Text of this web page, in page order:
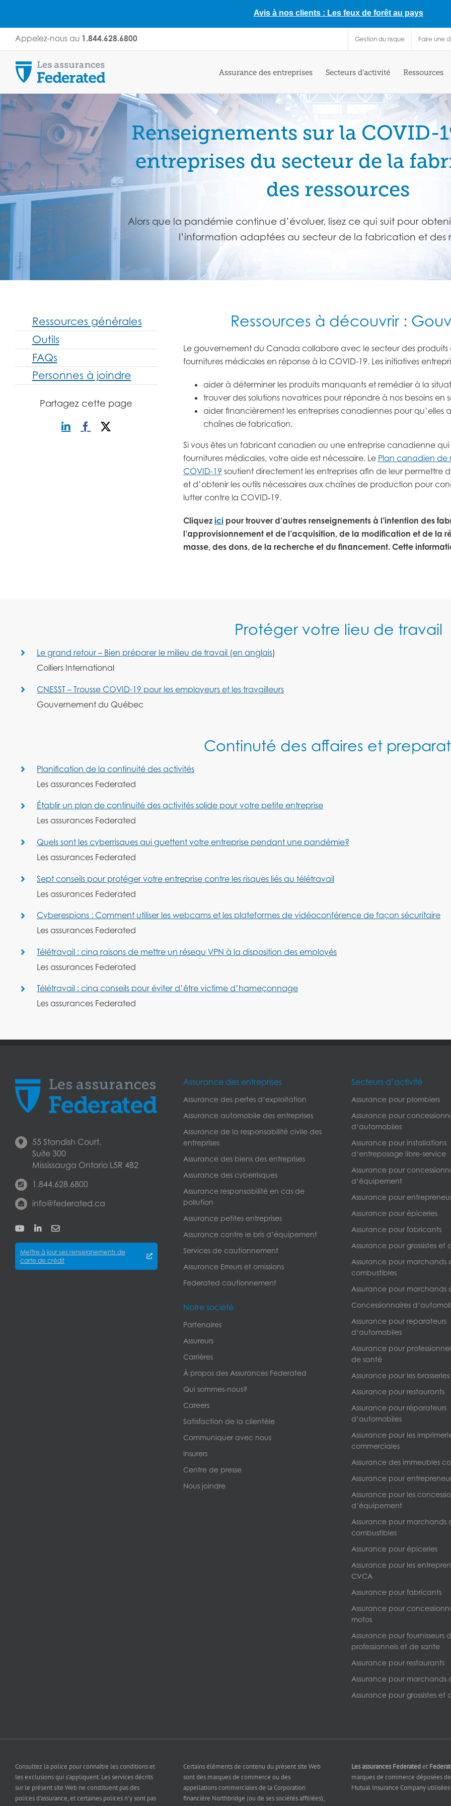
content
Appelez-nous au 1.844.628.6800 Gestion du risque Faire une
Assurance des entreprises Secteurs d’activité Ressources
Renseignements sur la COVID-
entreprises du secteur de la
des ressources
Alors que la pandémie continue d’évoluer, lisez ce qui suit pour
l’information adaptées au secteur de la fabrication et des
Ressources générales
Outils
FAQs
Personnes à joindre
Partagez cette page
Ressources à découvrir :
Le gouvernement du Canada collabore avec le secteur des
fournitures médicales en réponse à la COVID-19. Les initiatives
aider à déterminer les produits manquants et remédier à la
trouver des solutions novatrices pour répondre à nos besoins en
aider financièrement les entreprises canadiennes pour qu’elles
chaînes de fabrication.
Si vous êtes un fabricant canadien ou une entreprise canadienne
fournitures médicales, votre aide est nécessaire. Le Plan canadien de
COVID-19 soutient directement les entreprises afin de leur
et d’obtenir les outils nécessaires aux chaînes de production pour
lutter contre la COVID‑19.
Cliquez icipour trouver d’autres renseignements à l’intention des
l’approvisionnement et de l’acquisition, de la modification et de la
masse, des dons, de la recherche et du financement.Cette
Protéger votre lieu de travail
Le grand retour – Bien préparer le milieu de travail (en anglais)
Colliers International
CNESST – Trousse COVID-19 pour les employeurs et les travailleurs
Gouvernement du Québec
Continuté des affaires et
Planification de la continuité des activités
Les assurances Federated
Établir un plan de continuité des activités solide pour votre petite entreprise
Les assurances Federated
Quels sont les cyberrisques qui guettent votre entreprise pendant une pandémie?
Les assurances Federated
Sept conseils pour protéger votre entreprise contre les risques liés au télétravail
Les assurances Federated
Cyberespions : Comment utiliser les webcams et les plateformes de vidéoconférence de façon sécuritaire
Les assurances Federated
Télétravail : cinq raisons de mettre un réseau VPN à la disposition des employés
Les assurances Federated
Télétravail : cinq conseils pour éviter d’être victime d’hameçonnage
Les assurances Federated
55 Standish Court,
Suite 300
Mississauga Ontario L5R 4B2
1.844.628.6800
info@federated.ca
Mettre à jour ses renseignements de
carte de crédit
Assurance des entreprises
Assurance des pertes d’exploitation
Assurance automobile des entreprises
Assurance de la responsabilité civile des
entreprises
Assurance des biens des entreprises
Assurance des cyberrisques
Assurance responsabilité en cas de
pollution
Assurance petites entreprises
Assurance contre le bris d’équipement
Services de cautionnement
Assurance Erreurs et omissions
Federated cautionnement
Notre société
Partenaires
Assureurs
Carrières
À propos des Assurances Federated
Qui sommes-nous?
Careers
Satisfaction de la clientèle
Communiquer avec nous
Insurers
Centre de presse
Nous joindre
Secteurs d’activité
Assurance pour plombiers
Assurance pour
d’automobiles
Assurance pour installations
d’entreposage libre-service
Assurance pour
d’équipement
Assurance pour
Assurance pour épiceries
Assurance pour fabricants
Assurance pour grossistes et
Assurance pour marchands
combustibles
Assurance pour marchands
Concessionnaires
Assurance pour reparateurs
d’automobiles
Assurance pour
de santé
Assurance pour les brasseries
Assurance pour restaurants
Assurance pour réparateurs
d’automobiles
Assurance pour les
commerciales
Assurance des immeubles
Assurance pour
Assurance pour les
d’équipement
Assurance pour marchands
combustibles
Assurance pour épiceries
Assurance pour les
CVCA
Assurance pour fabricants
Assurance pour
motos
Assurance pour fournisseurs
professionnels et de sante
Assurance pour restaurants
Assurance pour marchands
Assurance pour grossistes et
Consultez la police pour connaître les conditions et
les exclusions qui s’appliquent. Les services décrits
sur le présent site Web ne constituent pas des
polices d’assurance, et certaines polices n’y sont pas
Certains éléments de contenu du présent site Web
sont des marques de commerce ou des
appellations commerciales de la Corporation
financière Northbridge (ou de ses sociétés affiliées);
Les assurances Federatedet
marques de commerce déposées
Mutual Insurance Company
Avis à nos clients : Les feux de forêt au pays